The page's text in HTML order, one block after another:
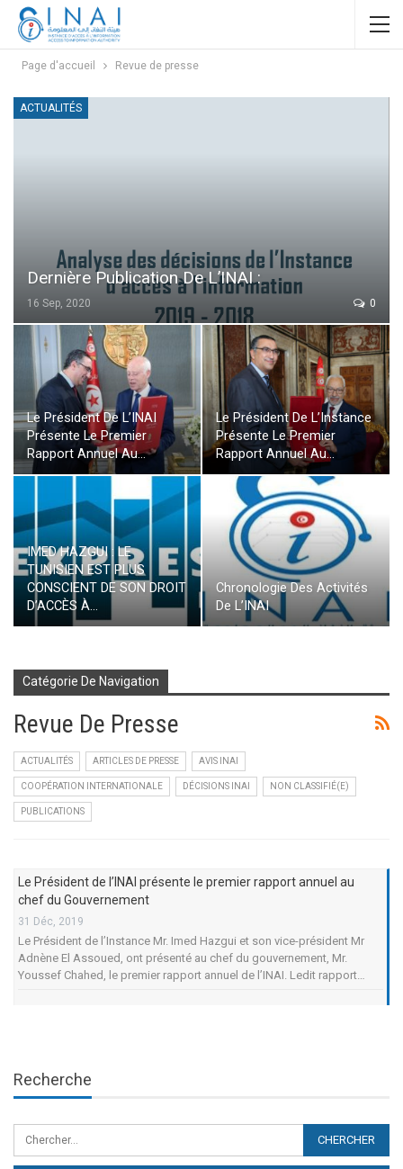
Page d'accueil Revue de presse
ACTUALITÉS
Dernière Publication De L’INAI :
16 Sep, 2020 0
Le Président De L’INAI
Présente Le Premier
Rapport Annuel Au…
Le Président De L’Instance
Présente Le Premier
Rapport Annuel Au…
IMED HAZGUI : LE
TUNISIEN EST PLUS
CONSCIENT DE SON DROIT
D’ACCÈS À…
Chronologie Des Activités
De L’INAI
Catégorie De Navigation
Revue De Presse
ACTUALITÉS ARTICLES DE PRESSE AVIS INAI
COOPÉRATION INTERNATIONALE DÉCISIONS INAI NON CLASSIFIÉ(E)
PUBLICATIONS
Le Président de l’INAI présente le premier rapport annuel au
chef du Gouvernement
31 Déc, 2019
Le Président de l’Instance Mr. Imed Hazgui et son vice-président Mr
Adnène El Assoued, ont présenté au chef du gouvernement, Mr.
Youssef Chahed, le premier rapport annuel de l’INAI. Ledit rapport…
Recherche